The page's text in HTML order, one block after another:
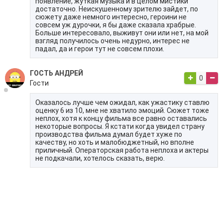
достаточно. Неискушенному зрителю зайдет, по
сюжету даже немного интересно, героини не
совсем уж дурочки, я бы даже сказала храбрые.
Больше интересовало, выживут они или нет, на мой
взгляд получилось очень недурно, интерес не
падал, да и герои тут не совсем плохи.
ГОСТЬ АНДРЕЙ
Гости
0
Оказалось лучше чем ожидал, как ужастику ставлю
оценку 6 из 10, мне не хватило эмоций. Сюжет тоже
неплох, хотя к концу фильма все равно оставались
некоторые вопросы. Я кстати когда увидел страну
производства фильма думал будет хуже по
качеству, но хоть и малобюджетный, но вполне
приличный. Операторская работа неплоха и актеры
не подкачали, хотелось сказать, верю.